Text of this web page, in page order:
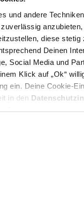
und andere
diese stetig
Deinen
Social Media und
Klick auf „Ok“
ein. Deine Cookie-
in den
179,5 x 56 x 32 cm
als Schlafsessel,
5 Stufen reibungslos
und kinderleichte
und stabil